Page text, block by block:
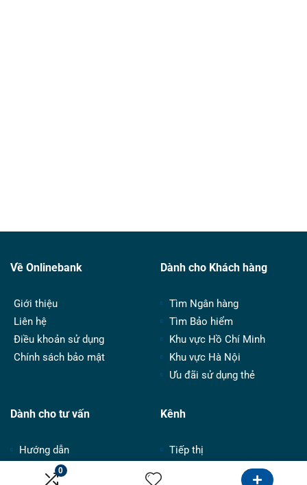
0
Về Onlinebank
Giới thiệu
Liên hệ
Điều khoản sử dụng
Chính sách bảo mật
Dành cho Khách hàng
Tìm Ngân hàng
Tìm Bảo hiểm
Khu vực Hồ Chí Minh
Khu vực Hà Nội
Ưu đãi sử dụng thẻ
Dành cho tư vấn
Hướng dẫn
Bảng giá
Kênh
Tiếp thị